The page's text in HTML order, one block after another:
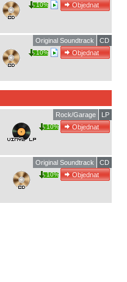
10%
CD
Original Soundtrack
10%
LP
Rock/Garage
10%
CD
Original Soundtrack
10%